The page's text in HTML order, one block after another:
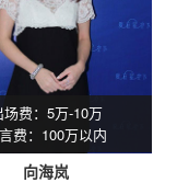
场费：5万-10万
费：100万以内
向海岚